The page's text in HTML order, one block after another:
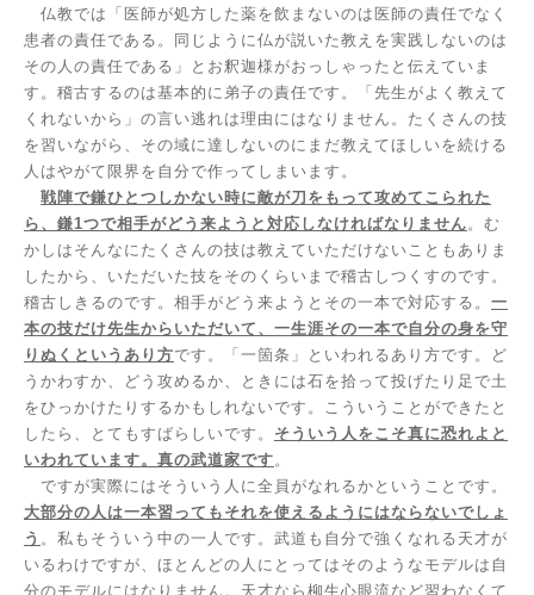
仏教では「医師が処方した薬を飲まないのは医師の責任でなく
患者の責任である。同じように仏が説いた教えを実践しないのは
その人の責任である」とお釈迦様がおっしゃったと伝えていま
す。稽古するのは基本的に弟子の責任です。「先生がよく教えて
くれないから」の言い逃れは理由にはなりません。たくさんの技
を習いながら、その域に達しないのにまだ教えてほしいを続ける
人はやがて限界を自分で作ってしまいます。
戦陣で鎌ひとつしかない時に敵が刀をもって攻めてこられた
ら、鎌1つで相手がどう来ようと対応しなければなりません 。む
かしはそんなにたくさんの技は教えていただけないこともありま
したから、いただいた技をそのくらいまで稽古しつくすのです。
稽古しきるのです。相手がどう来ようとその一本で対応する。 一
本の技だけ先生からいただいて、一生涯その一本で自分の身を守
りぬくというあり方です。「一箇条」といわれるあり方です。ど
うかわすか、どう攻めるか、ときには石を拾って投げたり足で土
をひっかけたりするかもしれないです。こういうことができたと
したら、とてもすばらしいです。 そういう人をこそ真に恐れよと
いわれています。真の武道家です 。
ですが実際にはそういう人に全員がなれるかということです。
大部分の人は一本習ってもそれを使えるようにはならないでしょ
う 。私もそういう中の一人です。武道も自分で強くなれる天才が
いるわけですが、ほとんどの人にとってはそのようなモデルは自
分のモデルにはなりません。天才なら柳生心眼流など習わなくて